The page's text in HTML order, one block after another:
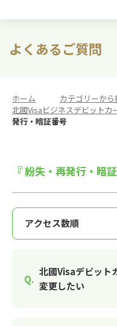
よくあるご質問
ホーム カテゴリーから
北國Visaビジネスデビットカ
発行・暗証番号
『 紛失・再発行・暗
北國Visaデビット
変更したい